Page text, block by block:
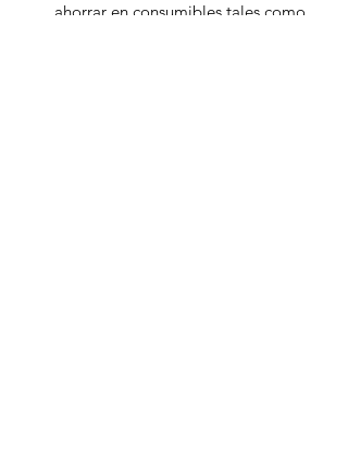
ahorrar en consumibles tales como